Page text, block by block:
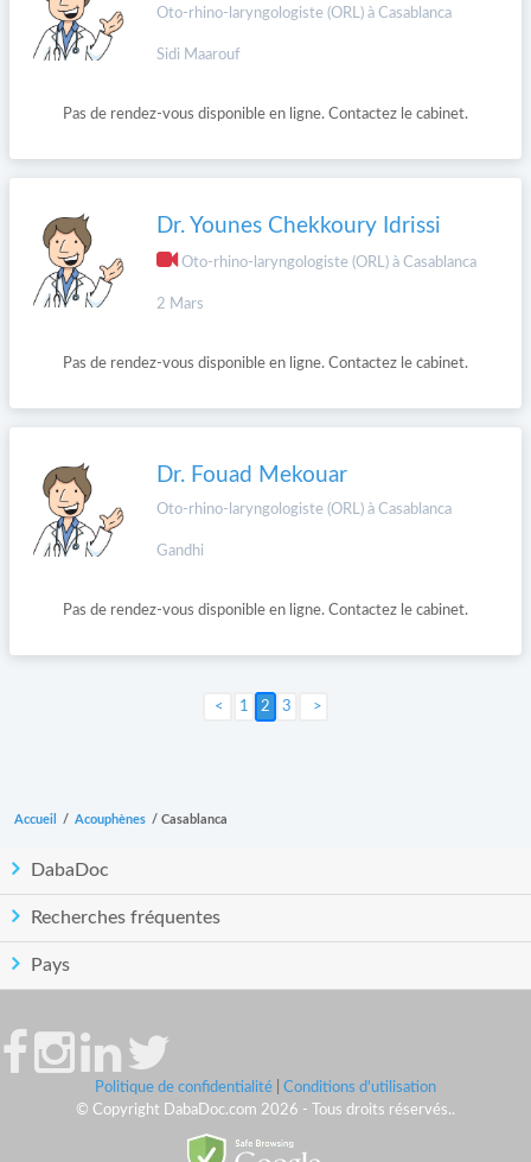
Oto-rhino-laryngologiste (ORL) à Casablanca
Sidi Maarouf
Pas de rendez-vous disponible en ligne. Contactez le cabinet.
Dr. Younes Chekkoury Idrissi
Oto-rhino-laryngologiste (ORL) à Casablanca
2 Mars
Pas de rendez-vous disponible en ligne. Contactez le cabinet.
Dr. Fouad Mekouar
Oto-rhino-laryngologiste (ORL) à Casablanca
Gandhi
Pas de rendez-vous disponible en ligne. Contactez le cabinet.
1 2 3 Suivant >
Accueil / Acouphènes / Casablanca
DabaDoc
Recherches fréquentes
Pays
Politique de confidentialité
Conditions d'utilisation
© Copyright DabaDoc.com 2026 - Tous droits réservés..